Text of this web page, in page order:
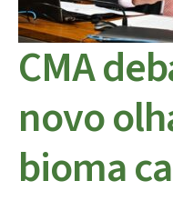
CMA
novo
bioma